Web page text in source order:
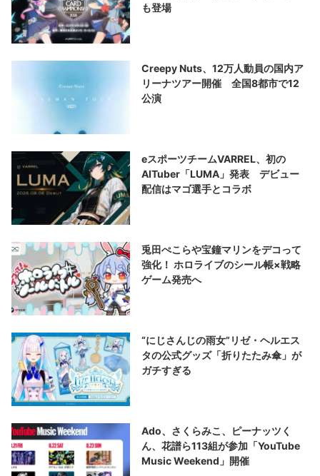
も登場
Creepy Nuts、12万人動員の国内ア
リーナツアー開催 全国8都市で12
公演
eスポーツチームVARREL、初の
AITuber「LUMA」発表 デビュー
配信はマゴ選手とコラボ
兎田ぺこらや宝鐘マリンをデコって
強化！ ホロライブのシール帳×戦略
ゲーム発売へ
“にじさんじの雨女”リゼ・ヘルエス
タの公式グッズ「折りたたみ傘」が
ガチすぎる
Ado、さくらみこ、ピーナッツく
ん、花譜ら113組が参加「YouTube
Music Weekend」開催